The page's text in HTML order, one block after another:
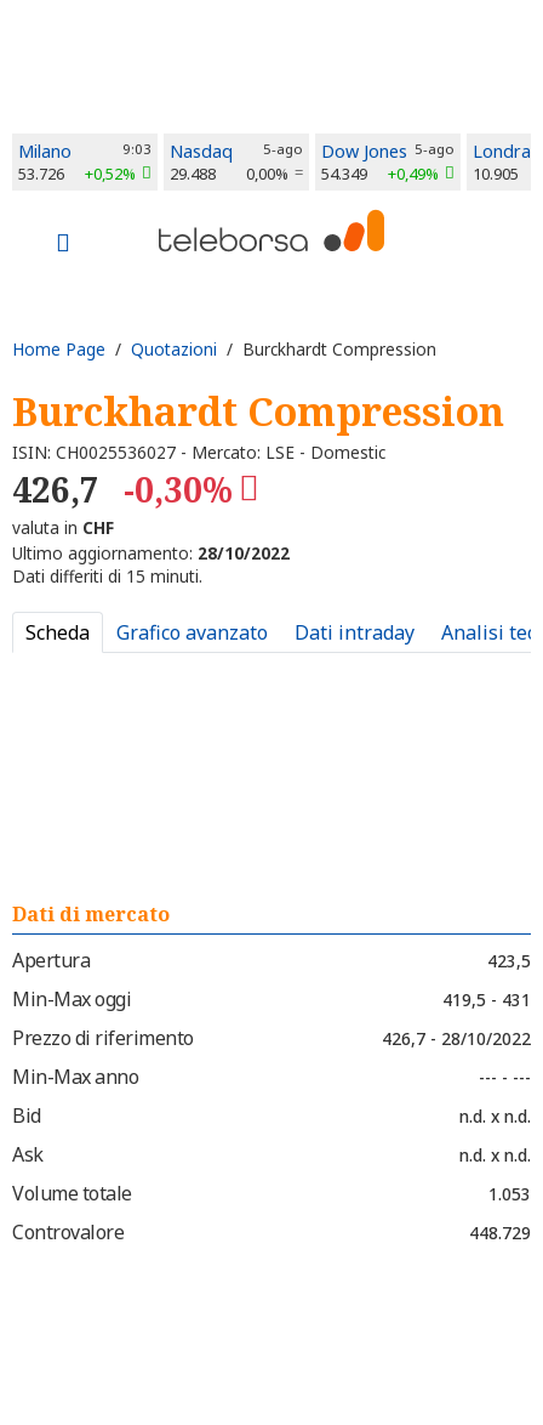
Milano 9:03
53.726 +0,52%
Nasdaq 5-ago
29.488 0,00%
Dow Jones 5-ago
54.349 +0,49%
Londra
10.905
Home Page / Quotazioni / Burckhardt Compression
Burckhardt Compression
ISIN: CH0025536027 - Mercato: LSE - Domestic
426,7 -0,30%
valuta in CHF
Ultimo aggiornamento: 28/10/2022
Dati differiti di 15 minuti.
Scheda Grafico avanzato Dati intraday Analisi
Dati di mercato
Apertura
423,5
Min-Max oggi 419,5 - 431
Prezzo di riferimento 426,7 - 28/10/2022
Min-Max anno --- - ---
Bid n.d. x n.d.
Ask n.d. x n.d.
Volume totale 1.053
Controvalore 448.729